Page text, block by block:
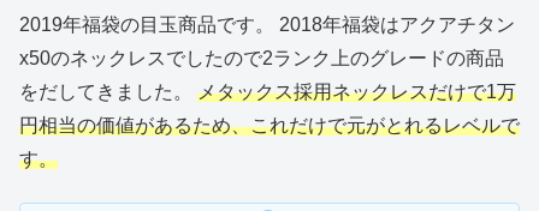
2019年福袋の目玉商品です。 2018年福袋はアクアチタン
x50のネックレスでしたので2ランク上のグレードの商品
をだしてきました。 メタックス採用ネックレスだけで1万
円相当の価値があるため、これだけで元がとれるレベルで
す。